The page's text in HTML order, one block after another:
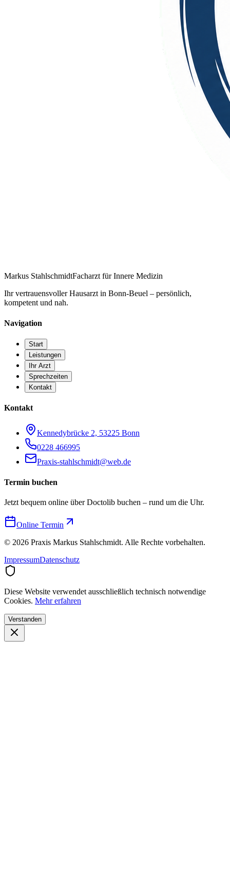
Markus StahlschmidtFacharzt für Innere Medizin
Ihr vertrauensvoller Hausarzt in Bonn-Beuel – persönlich,
kompetent und nah.
Navigation
Start
Leistungen
Ihr Arzt
Sprechzeiten
Kontakt
Kontakt
Kennedybrücke 2, 53225 Bonn
0228 466995
Praxis-stahlschmidt@web.de
Termin buchen
Jetzt bequem online über Doctolib buchen – rund um die Uhr.
Online Termin
© 2026 Praxis Markus Stahlschmidt. Alle Rechte vorbehalten.
ImpressumDatenschutz
Diese Website verwendet ausschließlich technisch notwendige
Cookies. Mehr erfahren
Verstanden